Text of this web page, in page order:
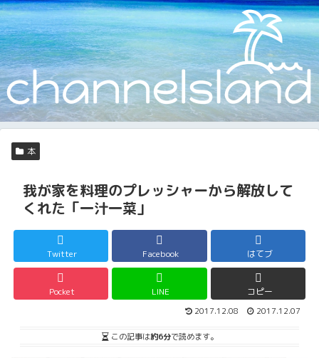
本
我が家を料理のプレッシャーから解放して
くれた「一汁一菜」
Twitter Facebook はてブ
Pocket LINE コピー
2017.12.08 2017.12.07
この記事は約6分で読めます。